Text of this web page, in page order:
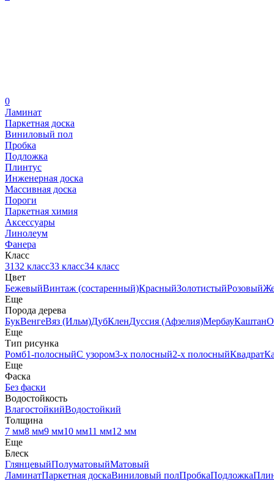
0
Ламинат
Паркетная доска
Виниловый пол
Пробка
Подложка
Плинтус
Инженерная доска
Массивная доска
Пороги
Паркетная химия
Аксессуары
Линолеум
Фанера
Класс
3132 класс33 класс34 класс
Цвет
БежевыйВинтаж (состаренный)КрасныйЗолотистыйРозовый
Еще
Порода дерева
БукВенгеВяз (Ильм)ДубКленДуссия (Афзелия)МербауКаштан
Еще
Тип рисунка
Ромб1-полосныйС узором3-х полосный2-х полосныйКвадрат
Еще
Фаска
Без фаски
Водостойкость
ВлагостойкийВодостойкий
Толщина
7 мм8 мм9 мм10 мм11 мм12 мм
Еще
Блеск
ГлянцевыйПолуматовыйМатовый
ЛаминатПаркетная доскаВиниловый полПробкаПодложка